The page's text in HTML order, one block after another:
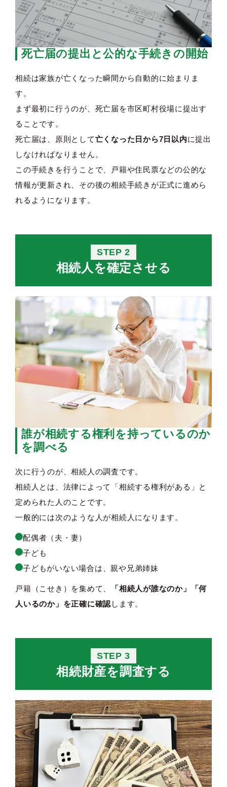
死亡届の提出と公的な手続きの開始
相続は家族が亡くなった瞬間から自動的に始まりま
す。
まず最初に行うのが、死亡届を市区町村役場に提出す
ることです。
死亡届は、原則として亡くなった日から7日以内に提出
しなければなりません。
この手続きを行うことで、戸籍や住民票などの公的な
情報が更新され、その後の相続手続きが正式に進めら
れるようになります。
STEP 2
相続人を確定させる
誰が相続する権利を持っているのか
を調べる
次に行うのが、相続人の調査です。
相続人とは、法律によって「相続する権利がある」と
定められた人のことです。
一般的には次のような人が相続人になります。
配偶者（夫・妻）
子ども
子どもがいない場合は、親や兄弟姉妹
戸籍（こせき）を集めて、
「相続人が誰なのか」「何
人いるのか」を正確に確認 します。
STEP 3
相続財産を調査する